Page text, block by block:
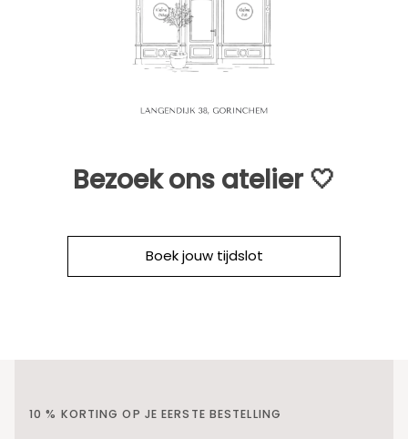
Bezoek ons atelier 🤍
Boek jouw tijdslot
10 % KORTING OP JE EERSTE BESTELLING